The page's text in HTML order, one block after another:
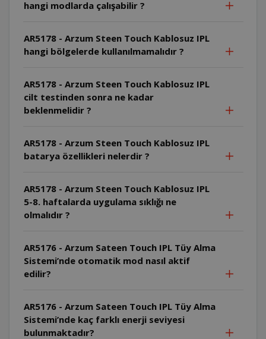
hangi modlarda çalışabilir ?
AR5178 - Arzum Steen Touch Kablosuz IPL
hangi bölgelerde kullanılmamalıdır ?
AR5178 - Arzum Steen Touch Kablosuz IPL
cilt testinden sonra ne kadar
beklenmelidir ?
AR5178 - Arzum Steen Touch Kablosuz IPL
batarya özellikleri nelerdir ?
AR5178 - Arzum Steen Touch Kablosuz IPL
5-8. haftalarda uygulama sıklığı ne
olmalıdır ?
AR5176 - Arzum Sateen Touch IPL Tüy Alma
Sistemi’nde otomatik mod nasıl aktif
edilir?
AR5176 - Arzum Sateen Touch IPL Tüy Alma
Sistemi’nde kaç farklı enerji seviyesi
bulunmaktadır?